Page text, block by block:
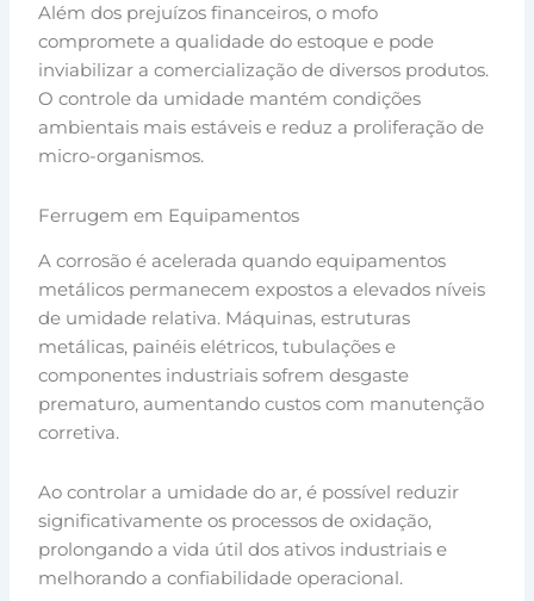
Além dos prejuízos financeiros, o mofo
compromete a qualidade do estoque e pode
inviabilizar a comercialização de diversos produtos.
O controle da umidade mantém condições
ambientais mais estáveis e reduz a proliferação de
micro-organismos.
Ferrugem em Equipamentos
A corrosão é acelerada quando equipamentos
metálicos permanecem expostos a elevados níveis
de umidade relativa. Máquinas, estruturas
metálicas, painéis elétricos, tubulações e
componentes industriais sofrem desgaste
prematuro, aumentando custos com manutenção
corretiva.
Ao controlar a umidade do ar, é possível reduzir
significativamente os processos de oxidação,
prolongando a vida útil dos ativos industriais e
melhorando a confiabilidade operacional.